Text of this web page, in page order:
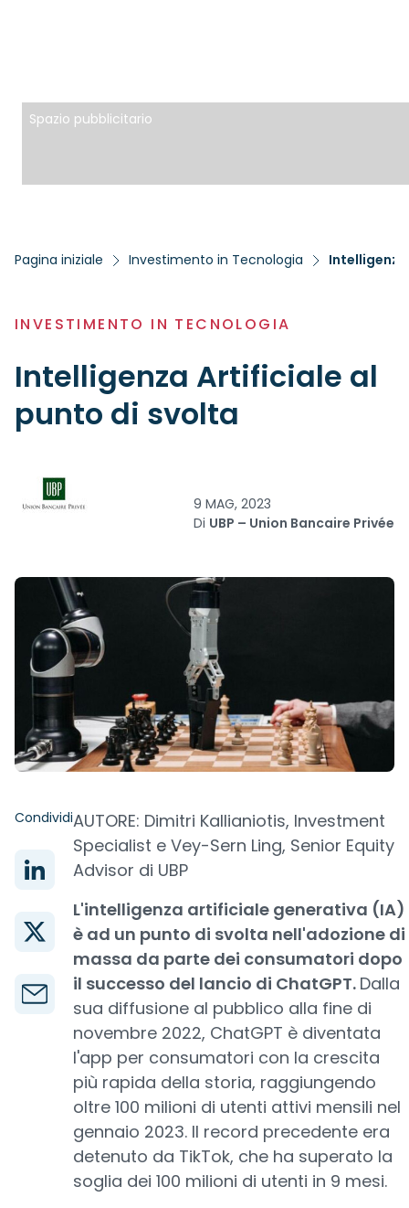
Spazio pubblicitario
Pagina iniziale Investimento in Tecnologia
INVESTIMENTO IN TECNOLOGIA
Intelligenza Artificiale al
punto di svolta
9 MAG, 2023
Di UBP – Union Bancaire Privée
CondividiAUTORE: Dimitri Kallianiotis, Investment
Specialist e Vey-Sern Ling, Senior Equity
Advisor di UBP
L'intelligenza artificiale generativa (IA)
è ad un punto di svolta nell'adozione di
massa da parte dei consumatori dopo
il successo del lancio di ChatGPT. Dalla
sua diffusione al pubblico alla fine di
novembre 2022, ChatGPT è diventata
l'app per consumatori con la crescita
più rapida della storia, raggiungendo
oltre 100 milioni di utenti attivi mensili nel
gennaio 2023. Il record precedente era
detenuto da TikTok, che ha superato la
soglia dei 100 milioni di utenti in 9 mesi.